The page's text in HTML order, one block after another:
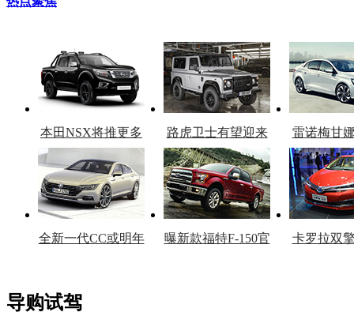
本田NSX将推更多
车型
路虎卫士有望迎来
复产
雷诺梅甘
官
全新一代CC或明年
曝新款福特F-150官
卡罗拉双
导购试驾